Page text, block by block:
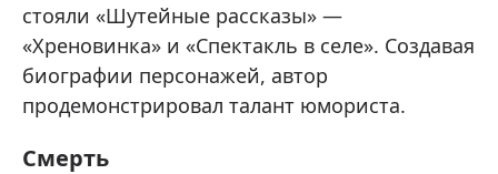
стояли «Шутейные рассказы» —
«Хреновинка» и «Спектакль в селе». Создавая
биографии персонажей, автор
продемонстрировал талант юмориста.
Смерть